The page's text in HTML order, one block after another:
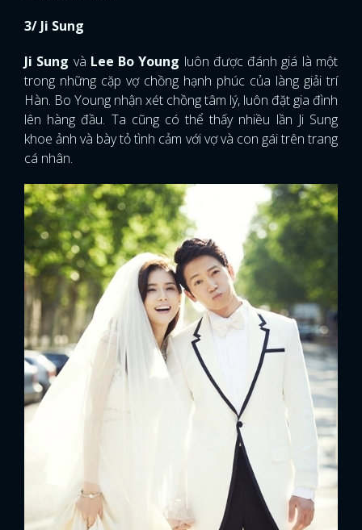
3/ Ji Sung
Ji Sung và Lee Bo Young luôn được đánh giá là một
trong những cặp vợ chồng hạnh phúc của làng giải trí
Hàn. Bo Young nhận xét chồng tâm lý, luôn đặt gia đình
lên hàng đầu. Ta cũng có thể thấy nhiều lần Ji Sung
khoe ảnh và bày tỏ tình cảm với vợ và con gái trên trang
cá nhân.